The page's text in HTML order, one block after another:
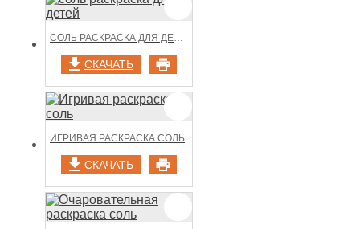
СОЛЬ РАСКРАСКА ДЛЯ ДЕТЕЙ
СКАЧАТЬ
ИГРИВАЯ РАСКРАСКА СОЛЬ
СКАЧАТЬ